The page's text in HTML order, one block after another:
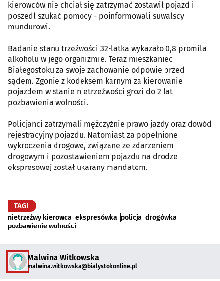
kierowców nie chciał się zatrzymać zostawił pojazd i
poszedł szukać pomocy - poinformowali suwalscy
mundurowi.
Badanie stanu trzeźwości 32-latka wykazało 0,8 promila
alkoholu w jego organizmie. Teraz mieszkaniec
Białegostoku za swoje zachowanie odpowie przed
sądem. Zgonie z kodeksem karnym za kierowanie
pojazdem w stanie nietrzeźwości grozi do 2 lat
pozbawienia wolności.
Policjanci zatrzymali mężczyźnie prawo jazdy oraz dowód
rejestracyjny pojazdu. Natomiast za popełnione
wykroczenia drogowe, związane ze zdarzeniem
drogowym i pozostawieniem pojazdu na drodze
ekspresowej został ukarany mandatem.
TAGI
nietrzeźwy kierowca ekspresówka policja drogówka
pozbawienie wolności
Malwina Witkowska
malwina.witkowska@bialystokonline.pl